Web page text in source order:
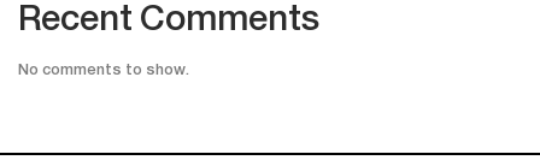
Recent Comments
No comments to show.